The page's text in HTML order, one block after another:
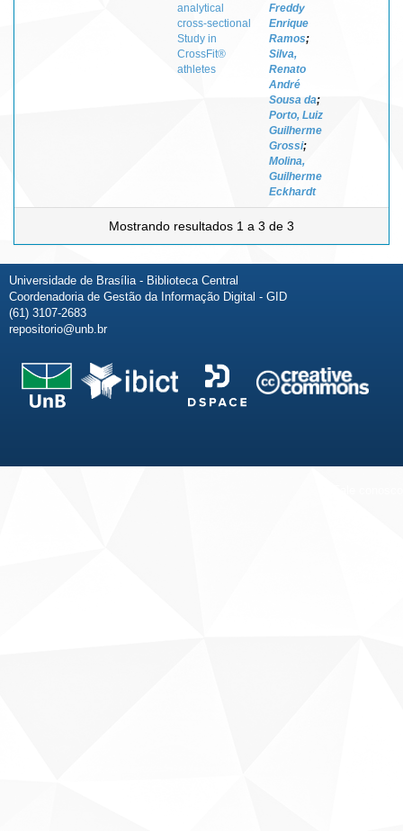
analytical
cross-sectional
Study in
CrossFit®
athletes
Freddy
Enrique
Ramos;
Silva,
Renato
André
Sousa da;
Porto, Luiz
Guilherme
Grossi;
Molina,
Guilherme
Eckhardt
Mostrando resultados 1 a 3 de 3
Universidade de Brasília - Biblioteca Central
Coordenadoria de Gestão da Informação Digital - GID
(61) 3107-2683
repositorio@unb.br